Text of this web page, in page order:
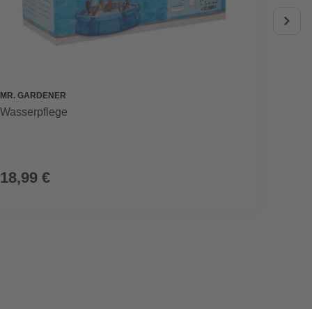
MR. GARDENER
Wasserpflege
18,99 €